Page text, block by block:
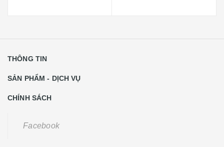
THÔNG TIN
SẢN PHẨM - DỊCH VỤ
CHÍNH SÁCH
Facebook